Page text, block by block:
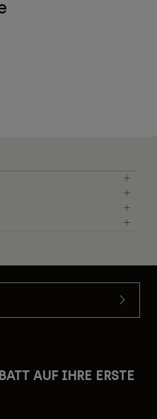
AUF IHRE ERSTE